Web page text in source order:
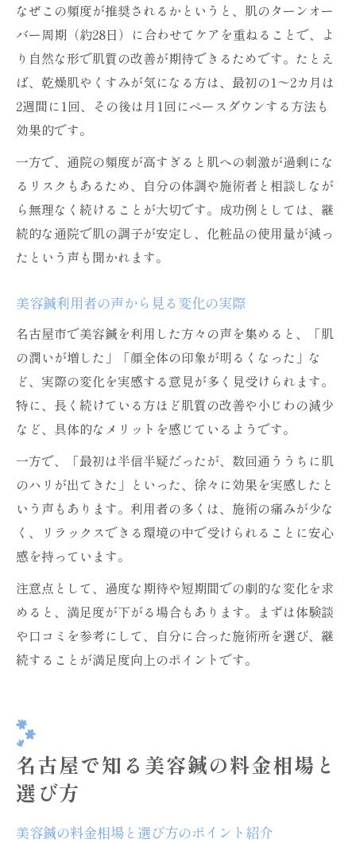
なぜこの頻度が推奨されるかというと、肌のターンオー
バー周期（約28日）に合わせてケアを重ねることで、よ
り自然な形で肌質の改善が期待できるためです。たとえ
ば、乾燥肌やくすみが気になる方は、最初の1〜2カ月は
2週間に1回、その後は月1回にペースダウンする方法も
効果的です。
一方で、通院の頻度が高すぎると肌への刺激が過剰にな
るリスクもあるため、自分の体調や施術者と相談しなが
ら無理なく続けることが大切です。成功例としては、継
続的な通院で肌の調子が安定し、化粧品の使用量が減っ
たという声も聞かれます。
美容鍼利用者の声から見る変化の実際
名古屋市で美容鍼を利用した方々の声を集めると、「肌
の潤いが増した」「顔全体の印象が明るくなった」な
ど、実際の変化を実感する意見が多く見受けられます。
特に、長く続けている方ほど肌質の改善や小じわの減少
など、具体的なメリットを感じているようです。
一方で、「最初は半信半疑だったが、数回通ううちに肌
のハリが出てきた」といった、徐々に効果を実感したと
いう声もあります。利用者の多くは、施術の痛みが少な
く、リラックスできる環境の中で受けられることに安心
感を持っています。
注意点として、過度な期待や短期間での劇的な変化を求
めると、満足度が下がる場合もあります。まずは体験談
や口コミを参考にして、自分に合った施術所を選び、継
続することが満足度向上のポイントです。
名古屋で知る美容鍼の料金相場と
選び方
美容鍼の料金相場と選び方のポイント紹介